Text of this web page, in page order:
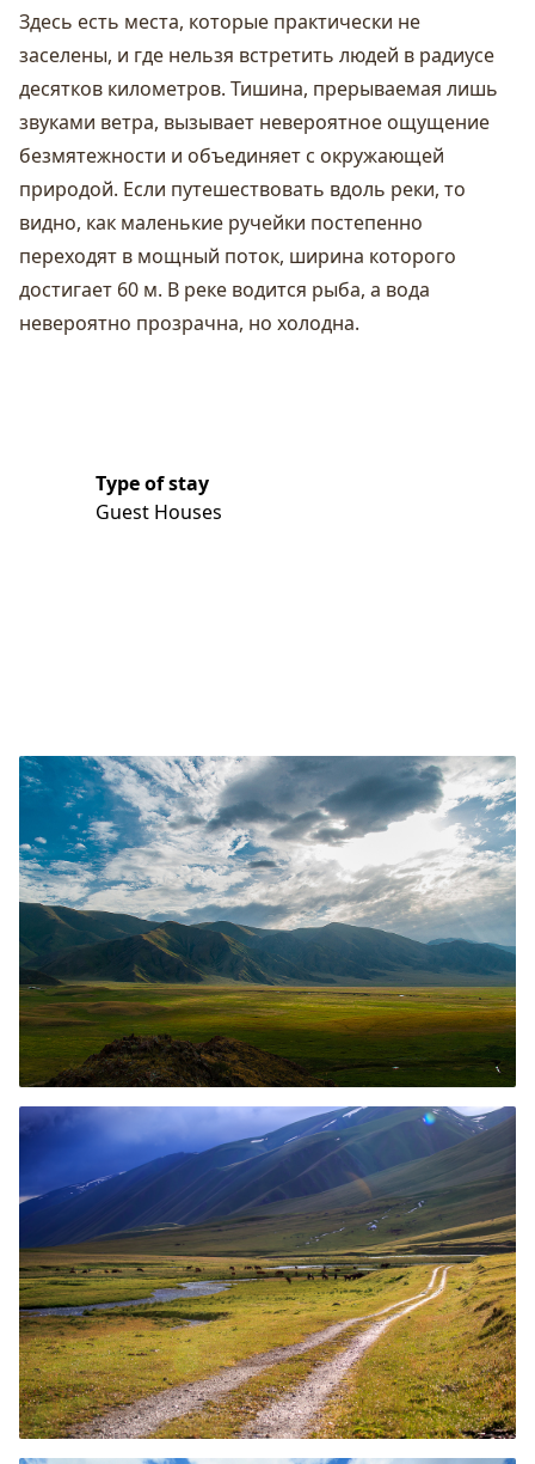
Здесь есть места, которые практически не
заселены, и где нельзя встретить людей в радиусе
десятков километров. Тишина, прерываемая лишь
звуками ветра, вызывает невероятное ощущение
безмятежности и объединяет с окружающей
природой. Если путешествовать вдоль реки, то
видно, как маленькие ручейки постепенно
переходят в мощный поток, ширина которого
достигает 60 м. В реке водится рыба, а вода
невероятно прозрачна, но холодна.
Type of stay
Guest Houses